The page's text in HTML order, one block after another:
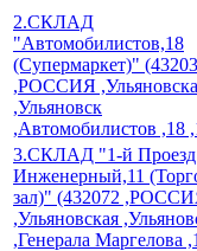
2.СКЛАД
"Автомобилистов,18
(Супермаркет)"
,РОССИЯ
,Ульяновск
,Автомобилистов ,18
3.СКЛАД "1-й Проезд
Инженерный,11
зал)" (432072
,Ульяновская
,Генерала Маргелова